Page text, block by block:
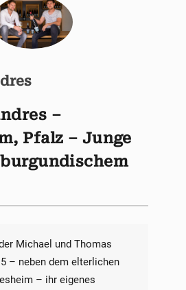
–
Pfalz – Junge
Michael und Thomas
– neben dem elterlichen
– ihr eigenes